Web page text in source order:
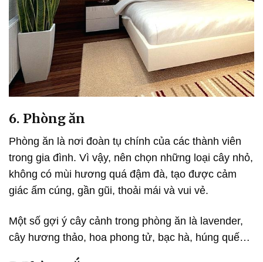
6. Phòng ăn
Phòng ăn là nơi đoàn tụ chính của các thành viên
trong gia đình. Vì vậy, nên chọn những loại cây nhỏ,
không có mùi hương quá đậm đà, tạo được cảm
giác ấm cúng, gần gũi, thoải mái và vui vẻ.
Một số gợi ý cây cảnh trong phòng ăn là lavender,
cây hương thảo, hoa phong tử, bạc hà, húng quế…